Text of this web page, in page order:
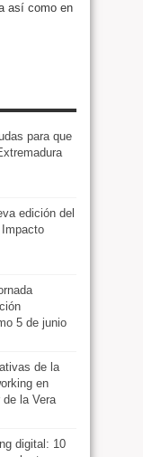
así como en
para que
edición del
Impacto
5 de junio
de la
en
de la Vera
digital: 10